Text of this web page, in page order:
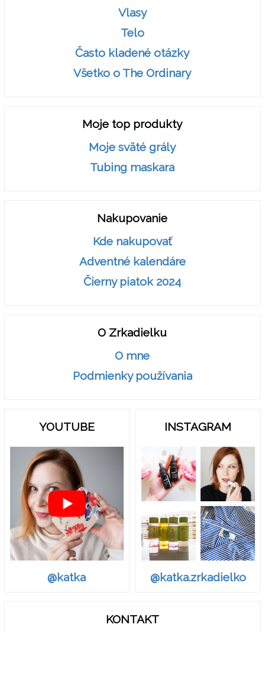
Vlasy
Telo
Často kladené otázky
Všetko o The Ordinary
Moje top produkty
Moje sväté grály
Tubing maskara
Nakupovanie
Kde nakupovať
Adventné kalendáre
Čierny piatok 2024
O Zrkadielku
O mne
Podmienky používania
YOUTUBE
@katka
INSTAGRAM
@katka.zrkadielko
KONTAKT